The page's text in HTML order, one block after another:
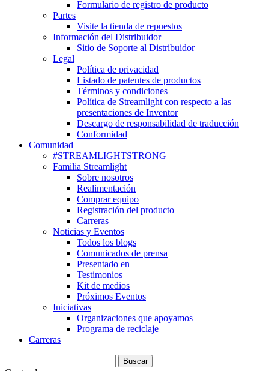
Formulario de registro de producto
Partes
Visite la tienda de repuestos
Información del Distribuidor
Sitio de Soporte al Distribuidor
Legal
Política de privacidad
Listado de patentes de productos
Términos y condiciones
Política de Streamlight con respecto a las
presentaciones de Inventor
Descargo de responsabilidad de traducción
Conformidad
Comunidad
#STREAMLIGHTSTRONG
Familia Streamlight
Sobre nosotros
Realimentación
Comprar equipo
Registración del producto
Carreras
Noticias y Eventos
Todos los blogs
Comunicados de prensa
Presentado en
Testimonios
Kit de medios
Próximos Eventos
Iniciativas
Organizaciones que apoyamos
Programa de reciclaje
Carreras